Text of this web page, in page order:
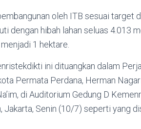
oleh ITB sesuai target
dengan hibah lahan seluas 4.013
1 hektare.
ini dituangkan dalam
Permata Perdana, Herman
di Auditorium Gedung D
Jakarta, Senin (10/7) seperti yang